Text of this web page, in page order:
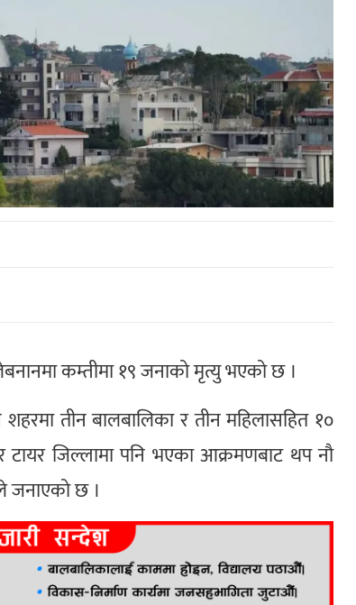
कम्तीमा १९ जनाको मृत्यु भएको छ ।
तीन बालबालिका र तीन महिलासहित १०
जिल्लामा पनि भएका आक्रमणबाट थप नौ
जनाएको छ ।